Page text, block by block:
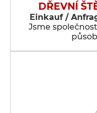
DŘEVNÍ
Einkauf /
Jsme